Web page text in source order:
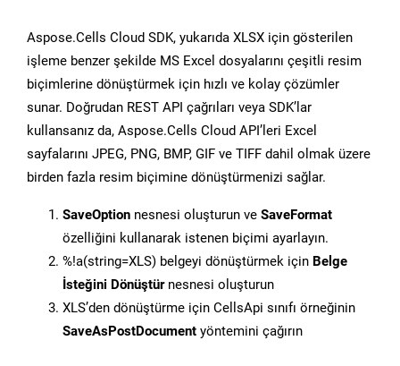
Aspose.Cells Cloud SDK, yukarıda XLSX için gösterilen
işleme benzer şekilde MS Excel dosyalarını çeşitli resim
biçimlerine dönüştürmek için hızlı ve kolay çözümler
sunar. Doğrudan REST API çağrıları veya SDK’lar
kullansanız da, Aspose.Cells Cloud API’leri Excel
sayfalarını JPEG, PNG, BMP, GIF ve TIFF dahil olmak üzere
birden fazla resim biçimine dönüştürmenizi sağlar.
SaveOption nesnesi oluşturun ve SaveFormat
özelliğini kullanarak istenen biçimi ayarlayın.
%!a(string=XLS) belgeyi dönüştürmek için Belge
İsteğini Dönüştürnesnesi oluşturun
XLS’den dönüştürme için CellsApi sınıfı örneğinin
SaveAsPostDocument yöntemini çağırın